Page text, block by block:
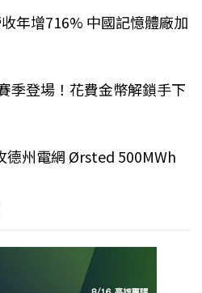
年增716% 中國記憶體廠加
季登場！花費金幣解鎖手下
德州電網 Ørsted 500MWh